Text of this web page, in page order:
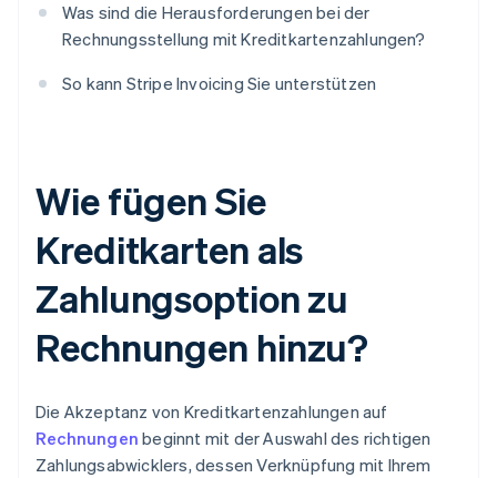
Was sind die Herausforderungen bei der
Rechnungsstellung mit Kreditkartenzahlungen?
So kann Stripe Invoicing Sie unterstützen
Wie fügen Sie
Kreditkarten als
Zahlungsoption zu
Rechnungen hinzu?
Die Akzeptanz von Kreditkartenzahlungen auf
Rechnungen beginnt mit der Auswahl des richtigen
Zahlungsabwicklers, dessen Verknüpfung mit Ihrem